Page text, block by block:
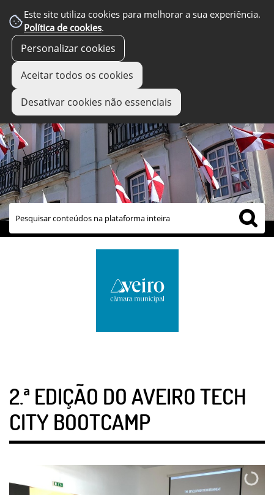
Este site utiliza cookies para melhorar a sua experiência.
Política de cookies.
Personalizar cookies
Aceitar todos os cookies
Desativar cookies não essenciais
links úteis
2.ª EDIÇÃO DO AVEIRO TECH
CITY BOOTCAMP